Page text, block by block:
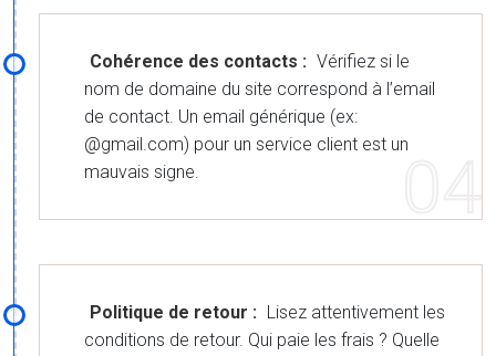
Cohérence des contacts : Vérifiez si le
nom de domaine du site correspond à l’email
de contact. Un email générique (ex:
@gmail.com) pour un service client est un
mauvais signe.
Politique de retour : Lisez attentivement les
conditions de retour. Qui paie les frais ? Quelle